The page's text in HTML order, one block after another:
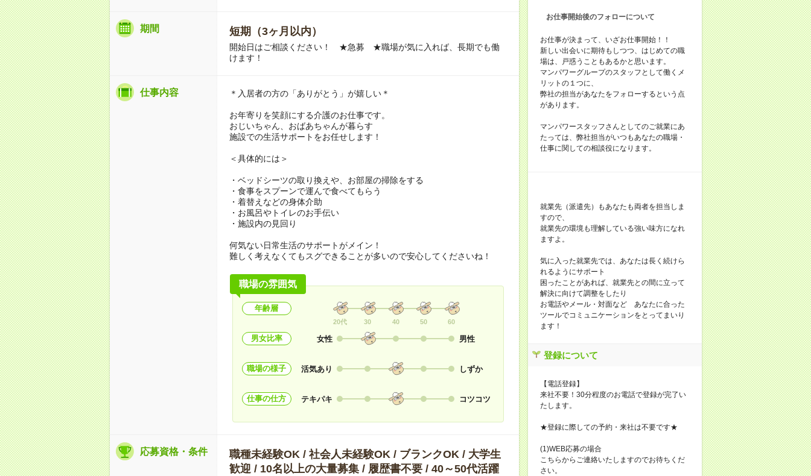
期間 短期（3ヶ月以内）
開始日はご相談ください！ ★急募 ★職場が気に入れば、長期でも働
けます！
仕事内容 ＊入居者の方の「ありがとう」が嬉しい＊
お年寄りを笑顔にする介護のお仕事です。
おじいちゃん、おばあちゃんが暮らす
施設での生活サポートをお任せします！
＜具体的には＞
・ベッドシーツの取り換えや、お部屋の掃除をする
・食事をスプーンで運んで食べてもらう
・着替えなどの身体介助
・お風呂やトイレのお手伝い
・施設内の見回り
何気ない日常生活のサポートがメイン！
難しく考えなくてもスグできることが多いので安心してくださいね！
職場の雰囲気
年齢層
20代 30 40 50 60
男女比率 女性 男性
職場の様子 活気あり しずか
仕事の仕方 テキパキ コツコツ
応募資格・条件
職種未経験OK / 社会人未経験OK / ブランクOK / 大学生
歓迎 / 10名以上の大量募集 / 履歴書不要 / 40～50代活躍
お仕事開始後のフォローについて
お仕事が決まって、いざお仕事開始！！
新しい出会いに期待もしつつ、はじめての職
場は、戸惑うこともあるかと思います。
マンパワーグループのスタッフとして働くメ
リットの１つに、
弊社の担当があなたをフォローするという点
があります。
マンパワースタッフさんとしてのご就業にあ
たっては、弊社担当がいつもあなたの職場・
仕事に関しての相談役になります。
就業先（派遣先）もあなたも両者を担当しま
すので、
就業先の環境も理解している強い味方になれ
ますよ。
気に入った就業先では、あなたは長く続けら
れるようにサポート
困ったことがあれば、就業先との間に立って
解決に向けて調整をしたり
お電話やメール・対面など あなたに合った
ツールでコミュニケーションをとってまいり
ます！
登録について
【電話登録】
来社不要！30分程度のお電話で登録が完了い
たします。
★登録に際しての予約・来社は不要です★
(1)WEB応募の場合
こちらからご連絡いたしますのでお待ちくだ
さい。